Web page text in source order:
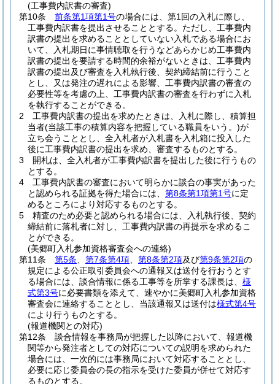
(工事費内訳書の審査)
第10条
前条第1項第1号の場合には、第1回の入札に際し、
工事費内訳書を提出させることとする。 ただし、工事費内
訳書の提出を求めることとしていない入札である場合にお
いて、入札期日に事情聴取を行うなどあらかじめ工事費内
訳書の提出を要請する時間的余裕がないときは、工事費内
訳書の提出及び審査を入札執行後、契約締結前に行うこと
とし、又は発注の遅れによる影響、工事費内訳書の審査の
必要性等を考慮の上、工事費内訳書の審査を行わずに入札
を執行することができる。
2
工事費内訳書の提出を求めたときは、入札に際し、積算担
当者(当該工事の積算内容を把握している職員をいう。)が
立ち会うこととし、全入札者が入札書を入札箱に投入した
後に工事費内訳書の提出を求め、審査するものとする。
3
開札は、全入札者が工事費内訳書を提出した後に行うもの
とする。
4
工事費内訳書の審査において明らかに談合の事実があった
と認められる証拠を得た場合には、 第8条第1項第1号に定
めるところにより対応するものとする。
5
精査のため必要と認められる場合には、入札執行後、契約
締結前に落札者に対し、工事費内訳書の再提示を求めるこ
とができる。
(美郷町入札参加資格審査会への連絡)
第11条
第5条 第7条第4項 第8条第2項及び第9条第2項の
規定による公正取引委員会への通報又は送付を行おうとす
る場合には、談合情報に係る工事等を所掌する課長は、 様
式第3号に必要書類を添えて、速やかに美郷町入札参加資格
審査会に連絡することとし、当該通報又は送付は様式第4号
により行うものとする。
(報道機関との対応)
第12条
談合情報を事務局が把握した以降において、報道機
関等から発注者としての対応についての説明を求められた
場合には、一次的には事務局において対応することとし、
必要に応じ委員会の長の指示を受けた委員が併せて対応す
るものとする。